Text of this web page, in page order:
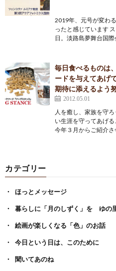
2019年、元号が変わ
ったと感じています
日。淡路島夢舞台国
毎日食べるものは
ードを与えてあげ
期待に添えるよう
2012.05.01
人を癒し、家族を守
い生涯を守ってあげる
今年３月からご紹介
カテゴリー
ほっとメッセージ
暮らしに「月のしずく」を ゆの
絵画が楽しくなる「色」のお話
今日という日は、このために
聞いてあのね